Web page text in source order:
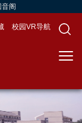
音阁
校园VR导航